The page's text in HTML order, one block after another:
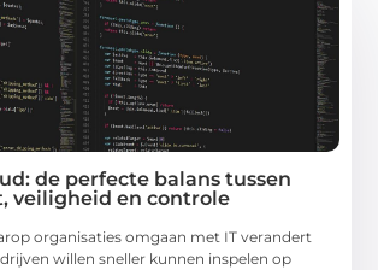
de perfecte balans tussen
veiligheid en controle
organisaties omgaan met IT verandert
willen sneller kunnen inspelen op